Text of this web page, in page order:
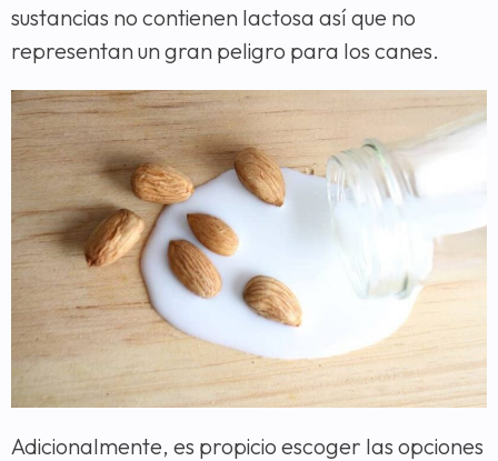
sustancias no contienen lactosa así que no
representan un gran peligro para los canes.
Adicionalmente, es propicio escoger las opciones